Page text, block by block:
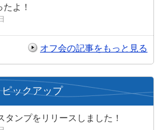
よ！
オフ会の記事をもっと見る
ックアップ
タンプをリリースしました！